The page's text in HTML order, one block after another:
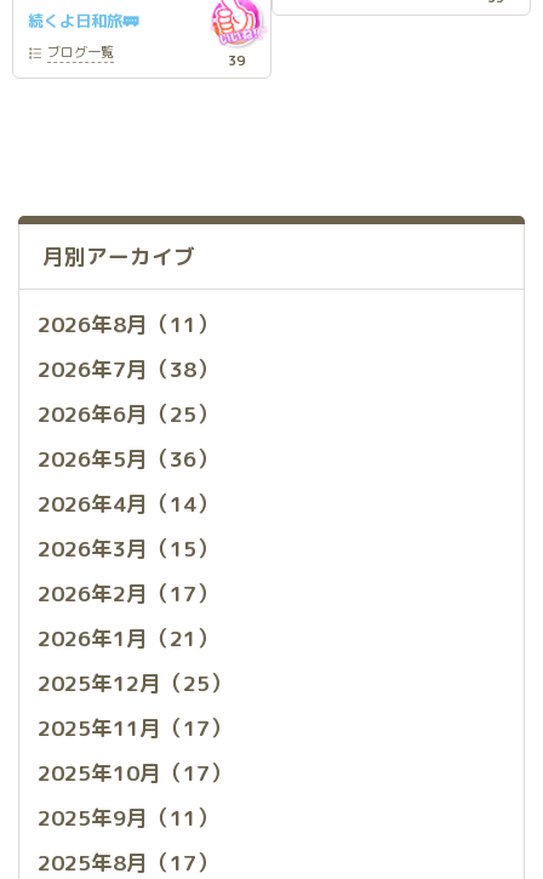
続くよ日和旅🚃
ブログ一覧 39
月別アーカイブ
2026年8月（11）
2026年7月（38）
2026年6月（25）
2026年5月（36）
2026年4月（14）
2026年3月（15）
2026年2月（17）
2026年1月（21）
2025年12月（25）
2025年11月（17）
2025年10月（17）
2025年9月（11）
2025年8月（17）